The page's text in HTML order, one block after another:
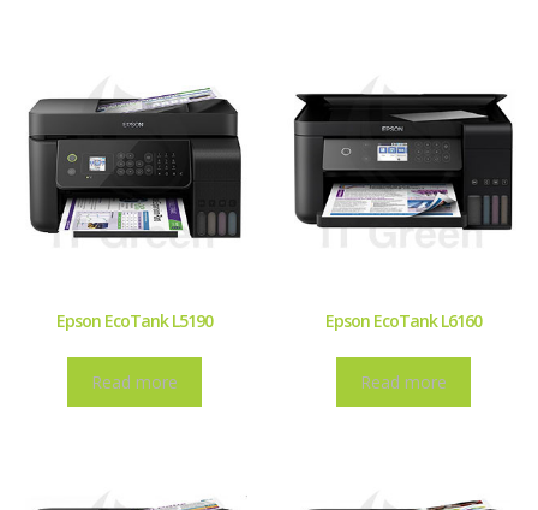
Epson EcoTank L5190
Read more
Epson EcoTank L6160
Read more